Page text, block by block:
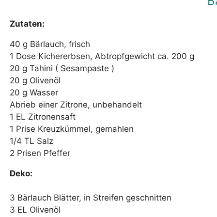
Zutaten:
40 g Bärlauch, frisch
1 Dose Kichererbsen, Abtropfgewicht ca. 200 g
20 g Tahini ( Sesampaste )
20 g Olivenöl
20 g Wasser
Abrieb einer Zitrone, unbehandelt
1 EL Zitronensaft
1 Prise Kreuzkümmel, gemahlen
1/4 TL Salz
2 Prisen Pfeffer
Deko:
3 Bärlauch Blätter, in Streifen geschnitten
3 EL Olivenöl